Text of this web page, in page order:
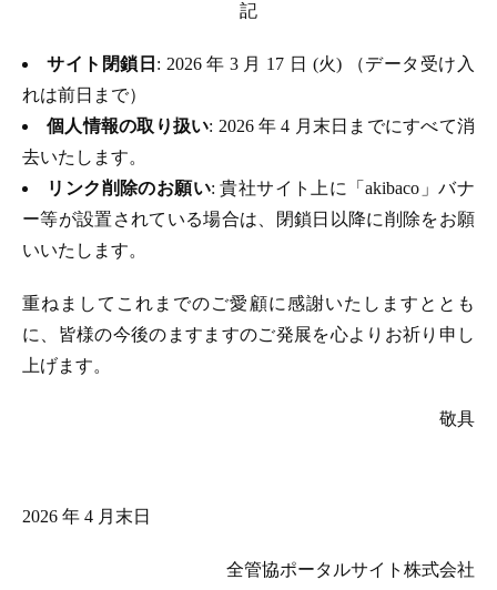
記
サイト閉鎖日 : 2026 年 3 月 17 日 (火) （データ受け入
れは前日まで）
個人情報の取り扱い: 2026 年 4 月末日までにすべて消
去いたします。
リンク削除のお願い: 貴社サイト上に「akibaco」バナ
ー等が設置されている場合は、閉鎖日以降に削除をお願
いいたします。
重ねましてこれまでのご愛顧に感謝いたしますととも
に、皆様の今後のますますのご発展を心よりお祈り申し
上げます。
敬具
2026 年 4 月末日
全管協ポータルサイト株式会社